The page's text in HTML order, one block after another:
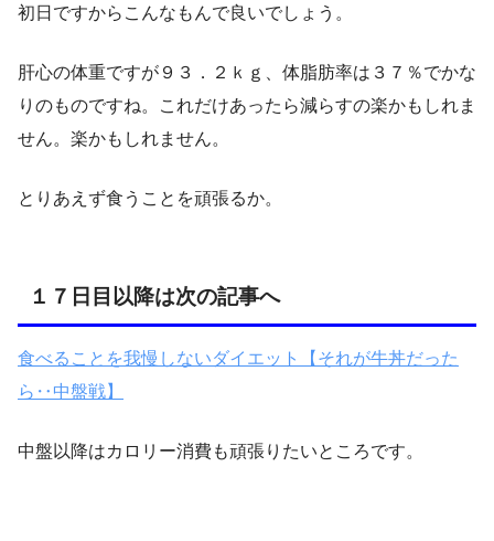
初日ですからこんなもんで良いでしょう。
肝心の体重ですが９３．２ｋｇ、体脂肪率は３７％でかな
りのものですね。これだけあったら減らすの楽かもしれま
せん。楽かもしれません。
とりあえず食うことを頑張るか。
１７日目以降は次の記事へ
食べることを我慢しないダイエット【それが牛丼だった
ら‥中盤戦】
中盤以降はカロリー消費も頑張りたいところです。